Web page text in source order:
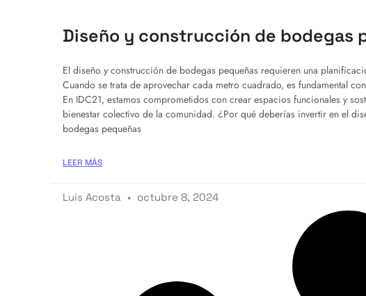
Diseño y construcción de bodegas
El diseño y construcción de bodegas pequeñas requieren una
Cuando se trata de aprovechar cada metro cuadrado, es fundamental
En IDC21, estamos comprometidos con crear espacios funcionales y
bienestar colectivo de la comunidad. ¿Por qué deberías invertir en el
bodegas pequeñas
LEER MÁS
Luis Acosta octubre 8, 2024